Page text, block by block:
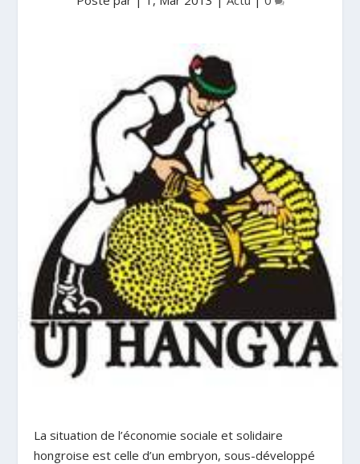
La situation de l’économie sociale et solidaire
hongroise est celle d’un embryon, sous-développé